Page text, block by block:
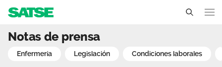
Sedes
Los avances del EM en
Notas de prensa
enfermería legislación condiciones laborales